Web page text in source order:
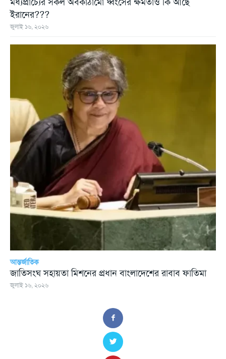
ইরানের???
জুলাই ১৬, ২০২৬
আন্তর্জাতিক
জাতিসংঘ সহায়তা মিশনের প্রধান বাংলাদেশের রাবাব ফাতিমা
জুলাই ১৬, ২০২৬